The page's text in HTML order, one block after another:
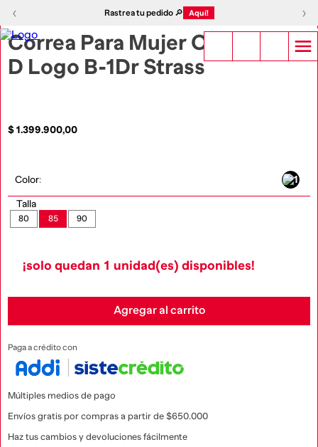
‹ Rastrea tu pedido 🔎 Aquí! ›
‹
Correa Para Mujer Oval
D Logo B-1Dr Strass
$1.399.900,00
Color:
Talla
80 85 90
¡solo quedan 1 unidad(es) disponibles!
Agregar al carrito
Paga a crédito con
Múltiples medios de pago
Envíos gratis por compras a partir de $650.000
Haz tus cambios y devoluciones fácilmente